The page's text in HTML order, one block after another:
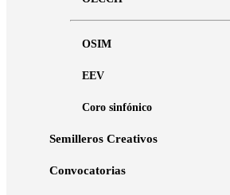
OSIM
EEV
Coro sinfónico
Semilleros Creativos
Convocatorias
BUSCAR